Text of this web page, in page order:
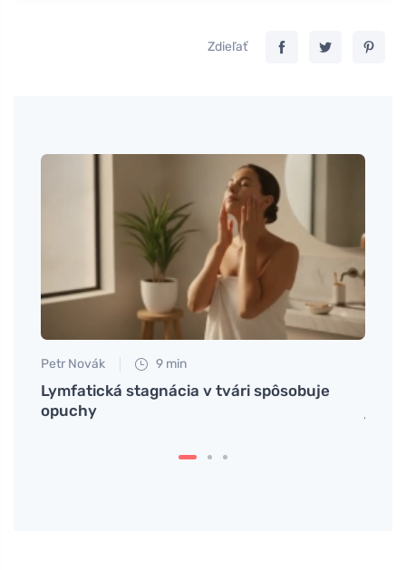
Zdieľať
Petr Novák 9 min
Lymfatická stagnácia v tvári spôsobuje
opuchy